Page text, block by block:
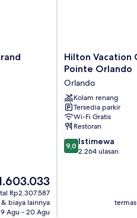
Rp2.307.587
biaya lainnya
Agu - 20 Agu
Hilton
Vacation
Cypress
Pointe
Orlando
Orlando
Hilton Vacation
Pointe Orlando
Orlando
Kolam renang
Tersedia parkir
Wi-Fi Gratis
Restoran
9.0
dari
9,0 Istimewa
2.264 ulasan